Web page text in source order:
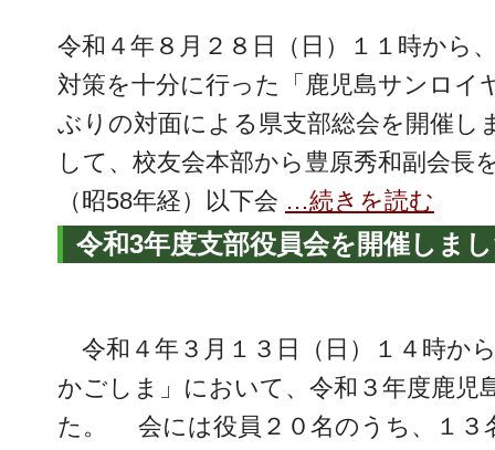
令和４年８月２８日（日）１１時から
対策を十分に行った「鹿児島サンロイ
ぶりの対面による県支部総会を開催し
して、校友会本部から豊原秀和副会長
（昭58年経）以下会 …続きを読む
令和3年度支部役員会を開催しま
令和４年３月１３日（日）１４時か
かごしま」において、令和３年度鹿児
た。 会には役員２０名のうち、１３